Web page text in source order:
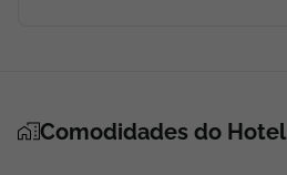
Comodidades do Hotel